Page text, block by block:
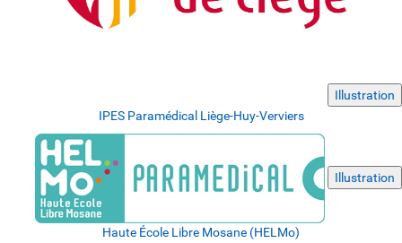
Illustration
IPES Paramédical Liège-Huy-Verviers
Illustration
Haute École Libre Mosane (HELMo)